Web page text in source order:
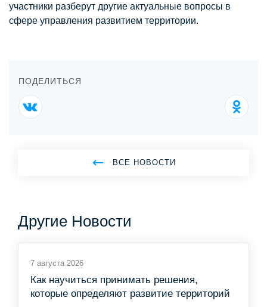
участники разберут другие актуальные вопросы в
сфере управления развитием территории.
ВСЕ НОВОСТИ
ПОДЕЛИТЬСЯ
Другие Новости
7 августа 2026
Как научиться принимать решения,
которые определяют развитие территорий